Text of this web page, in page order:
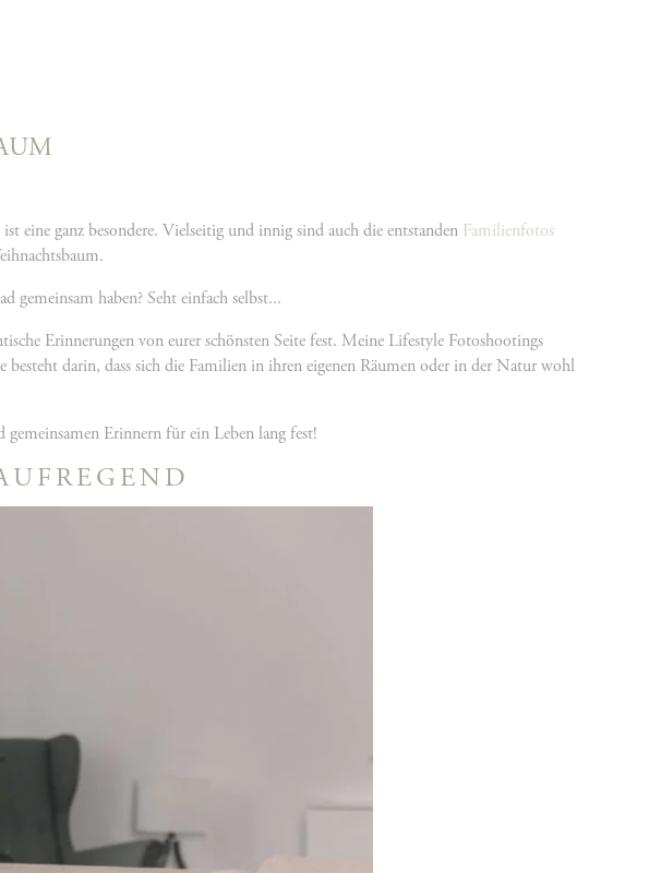
eine ganz besondere. Vielseitig und innig sind auch die entstanden Familienfotos
gemeinsam haben? Seht einfach selbst...
Erinnerungen von eurer schönsten Seite fest. Meine Lifestyle Fotoshootings
darin, dass sich die Familien in ihren eigenen Räumen oder in der Natur wohl
Erinnern für ein Leben lang fest!